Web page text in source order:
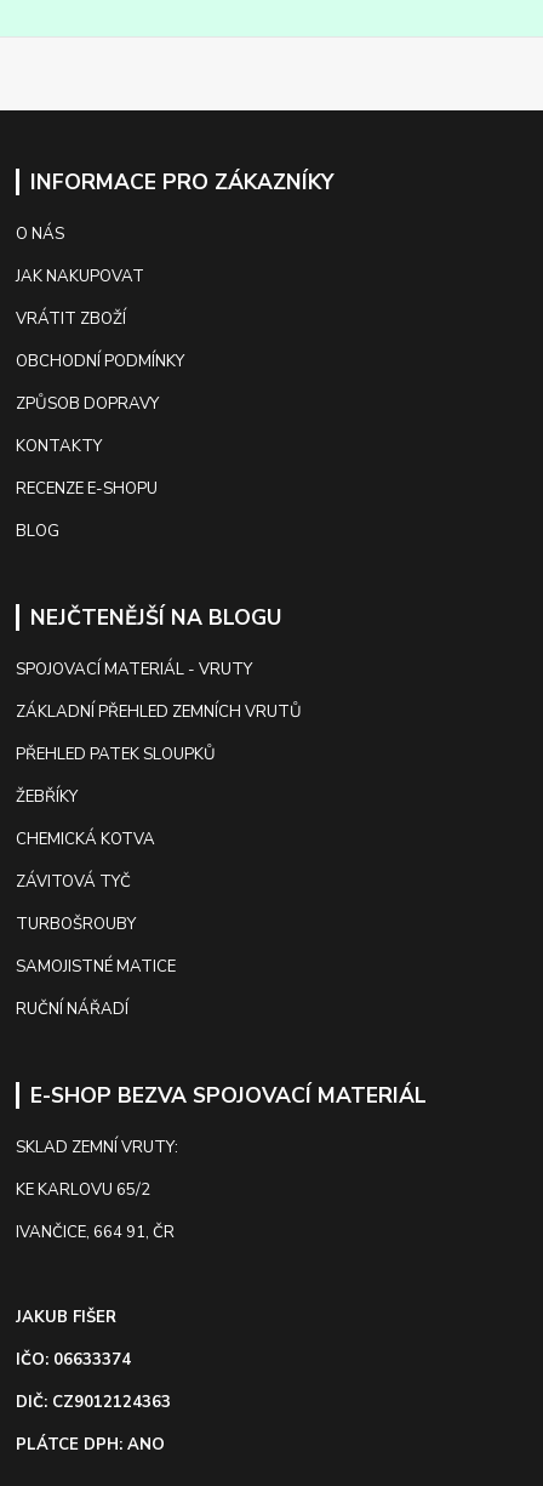
INFORMACE PRO ZÁKAZNÍKY
O NÁS
JAK NAKUPOVAT
VRÁTIT ZBOŽÍ
OBCHODNÍ PODMÍNKY
ZPŮSOB DOPRAVY
KONTAKTY
RECENZE E-SHOPU
BLOG
NEJČTENĚJŠÍ NA BLOGU
SPOJOVACÍ MATERIÁL - VRUTY
ZÁKLADNÍ PŘEHLED ZEMNÍCH VRUTŮ
PŘEHLED PATEK SLOUPKŮ
ŽEBŘÍKY
CHEMICKÁ KOTVA
ZÁVITOVÁ TYČ
TURBOŠROUBY
SAMOJISTNÉ MATICE
RUČNÍ NÁŘADÍ
E-SHOP BEZVA SPOJOVACÍ MATERIÁL
SKLAD ZEMNÍ VRUTY:
KE KARLOVU 65/2
IVANČICE, 664 91, ČR
JAKUB FIŠER
IČO: 06633374
DIČ: CZ9012124363
PLÁTCE DPH: ANO